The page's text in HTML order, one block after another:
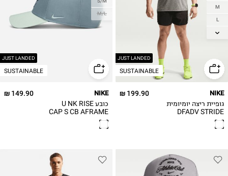
JUST LANDED
SUSTAINABLE
M
L
XL
199.90 ₪ NIKE
גופיית ריצה יומיומית
DFADV STRIDE
TANK
JUST LANDED
SUSTAINABLE
M/L
149.90 ₪ NIKE
כובע U NK RISE
CAP S CB AFRAME
SU26 / גברים